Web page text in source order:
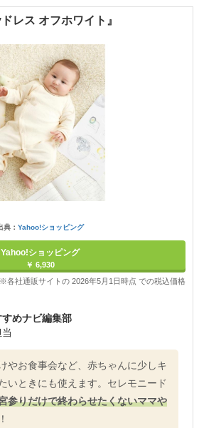
レス オフホワイト』
典： Yahoo!ショッピング
Yahoo!ショッピング
￥ 6,930
※各社通販サイトの 2026年5月1日時点 での税込価格
めナビ編集部
やお食事会など、赤ちゃんに少しキ
いときにも使えます。セレモニード
参りだけで終わらせたくないママや